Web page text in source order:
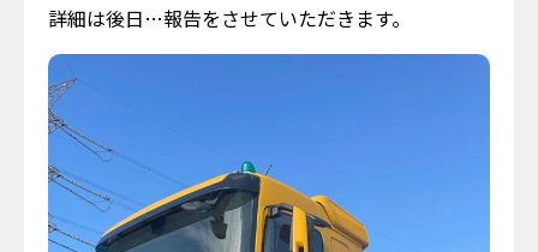
詳細は後日…報告をさせていただきます。